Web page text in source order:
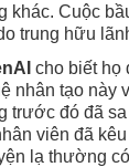
khác. Cuộc
trung hữu
cho biết họ
nhân tạo này
trước đó đã
viên đã
lạ thường